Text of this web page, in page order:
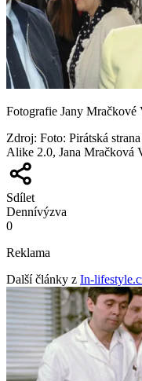
Fotografie Jany Mračkové
Zdroj: Foto: Pirátská
Alike 2.0, Jana Mračková
Sdílet
Dennívýzva
0
Reklama
Další články z In-